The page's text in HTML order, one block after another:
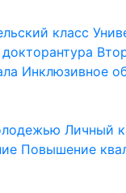
класс
Инклюзивное
Личный
Повышение